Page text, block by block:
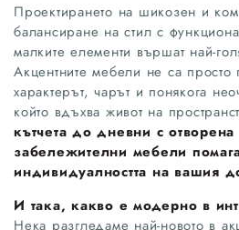
Проектирането на шикозен и
балансиране на стил с
малките елементи вършат най-
Акцентните мебели не са просто
характерът, чарът и понякога
който вдъхва живот на
кътчета до дневни с
забележителни мебели
индивидуалността на вашия
И така, какво е модерно в
Нека разгледаме най-новото в